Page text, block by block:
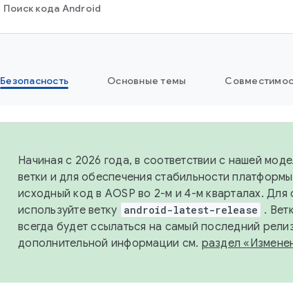
Поиск кода Android
Безопасность Основные темы
Начиная с 2026 года, в соответствии с нашей
ветки и для обеспечения стабильности
исходный код в AOSP во 2-м и 4-м кварталах. Для
используйте ветку android-latest-release .
всегда будет ссылаться на самый последний
дополнительной информации см. раздел